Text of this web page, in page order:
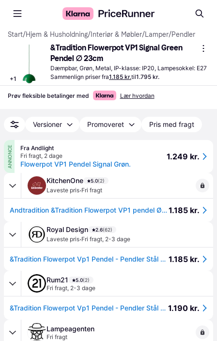
Start/Hjem & Husholdning/ Interiør & Møbler/Lamper/Pendler
+1
&Tradition Flowerpot VP1 Signal Green
Pendel ∅ 23cm
Dæmpbar, Grøn, Metal, IP-klasse: IP20, Lampesokkel: E27
Sammenlign priser fra1.185 kr.til1.795 kr.
Prøv fleksible betalinger med Lær hvordan
Versioner Promoveret Pris med fragt
ANNONCE
Fra Andlight
Fri fragt, 2 dage
Flowerpot VP1 Pendel Signal Grøn.
1.249 kr.
KitchenOne 5.0(2)
Laveste pris·Fri fragt
Andtradition &Tradition Flowerpot VP1 pendel Ø23 cm, signal green1.185 kr.
Royal Design 2.6(62)
Laveste pris·Fri fragt, 2-3 dage
&Tradition Flowerpot Vp1 Pendel - Pendler Stål Signal Green - 133082A205. 1.185 kr.
Rum21 5.0(2)
Fri fragt, 2-3 dage
&Tradition Flowerpot Vp1 Pendel - Pendler Stål Signal Green - 133082A205. 1.190 kr.
Lampeagenten
Fri fragt